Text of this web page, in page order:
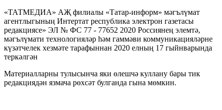
«ТАТМЕДИА» АҖ филиалы «Татар-информ» мәгълүмат
агентлыгының Интертат республика электрон газетасы
редакциясе» ЭЛ № ФС 77 - 77652 2020 Россиянең элемтә,
мәгълүмати технологияләр һәм гаммәви коммуникацияләрне
күзәтчелек хезмәте тарафыннан 2020 елның 17 гыйнварында
теркәлгән
Материалларны тулысынча яки өлешчә куллану бары тик
редакциядән язмача рөхсәт булганда гына мөмкин.